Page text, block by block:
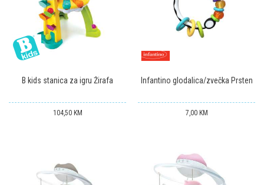
B kids stanica za igru Žirafa
104,50 KM
Infantino glodalica/zvečka Prsten
7,00 KM